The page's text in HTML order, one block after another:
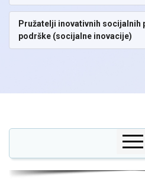
Pružatelji inovativnih socijalnih
podrške (socijalne inovacije)
BAZA PRUŽATELJA